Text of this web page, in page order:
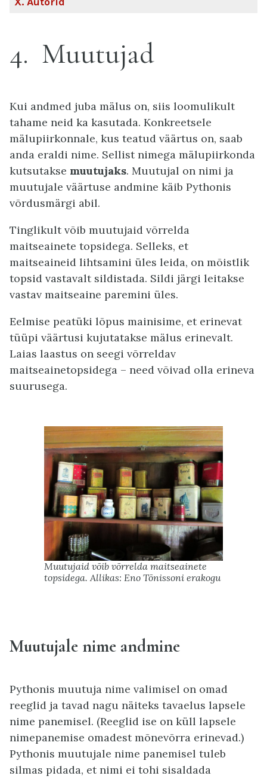
4 Muutujad
Kui andmed juba mälus on, siis loomulikult
tahame neid ka kasutada. Konkreetsele
mälupiirkonnale, kus teatud väärtus on, saab
anda eraldi nime. Sellist nimega mälupiirkonda
kutsutakse muutujaks. Muutujal on nimi ja
muutujale väärtuse andmine käib Pythonis
võrdusmärgi abil.
Tinglikult võib muutujaid võrrelda
maitseainete topsidega. Selleks, et
maitseaineid lihtsamini üles leida, on mõistlik
topsid vastavalt sildistada. Sildi järgi leitakse
vastav maitseaine paremini üles.
Eelmise peatüki lõpus mainisime, et erinevat
tüüpi väärtusi kujutatakse mälus erinevalt.
Laias laastus on seegi võrreldav
maitseainetopsidega – need võivad olla erineva
suurusega.
Muutujaid võib võrrelda maitseainete
topsidega. Allikas: Eno Tõnissoni erakogu
Muutujale nime andmine
Pythonis muutuja nime valimisel on omad
reeglid ja tavad nagu näiteks tavaelus lapsele
nime panemisel. (Reeglid ise on küll lapsele
nimepanemise omadest mõnevõrra erinevad.)
Pythonis muutujale nime panemisel tuleb
silmas pidada, et nimi ei tohi sisaldada